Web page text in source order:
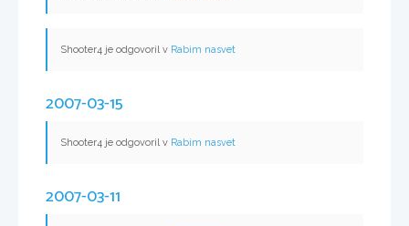
Shooter4 je odgovoril v Rabim nasvet
2007-03-15
Shooter4 je odgovoril v Rabim nasvet
2007-03-11